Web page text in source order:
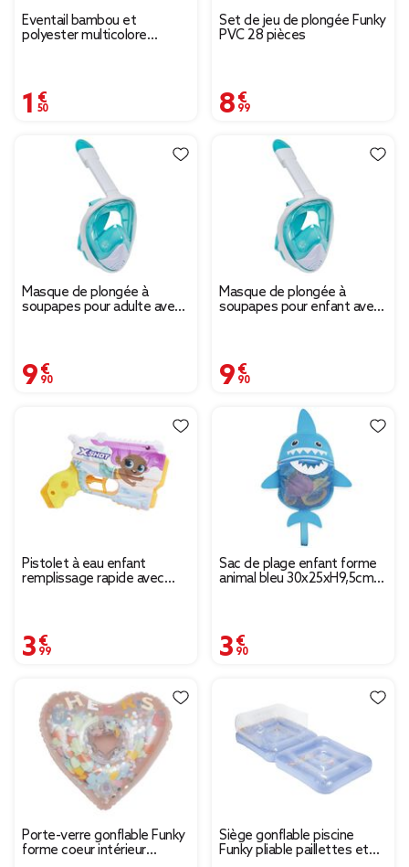
Éventail bambou et
polyester multicolore
1,50 €
Set de jeu de plongée Funky
PVC 28 pièces
8,99 €
Masque de plongée à
soupapes pour adulte avec
9,90 €
Masque de plongée à
soupapes pour enfant avec
9,90 €
Pistolet à eau enfant
remplissage rapide avec
3,99 €
Sac de plage enfant forme
animal bleu 30x25xH9,5cm
3,90 €
Porte-verre gonflable Funky
forme coeur intérieur
Siège gonflable piscine
Funky pliable paillettes et